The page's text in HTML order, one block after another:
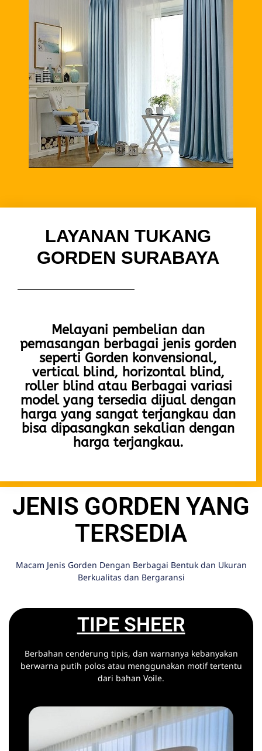
LAYANAN TUKANG
GORDEN SURABAYA
Melayani pembelian dan
pemasangan berbagai jenis gorden
seperti Gorden konvensional,
vertical blind, horizontal blind,
roller blind atau Berbagai variasi
model yang tersedia dijual dengan
harga yang sangat terjangkau dan
bisa dipasangkan sekalian dengan
harga terjangkau.
JENIS GORDEN YANG
TERSEDIA
Macam Jenis Gorden Dengan Berbagai Bentuk dan Ukuran
Berkualitas dan Bergaransi
TIPE SHEER
Berbahan cenderung tipis, dan warnanya kebanyakan
berwarna putih polos atau menggunakan motif tertentu
dari bahan Voile.